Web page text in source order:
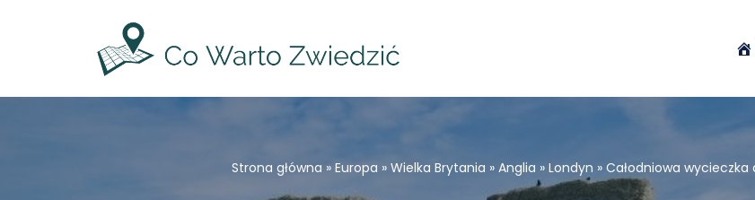
Strona główna » Europa » Wielka Brytania » Anglia » Londyn » Całodniowa